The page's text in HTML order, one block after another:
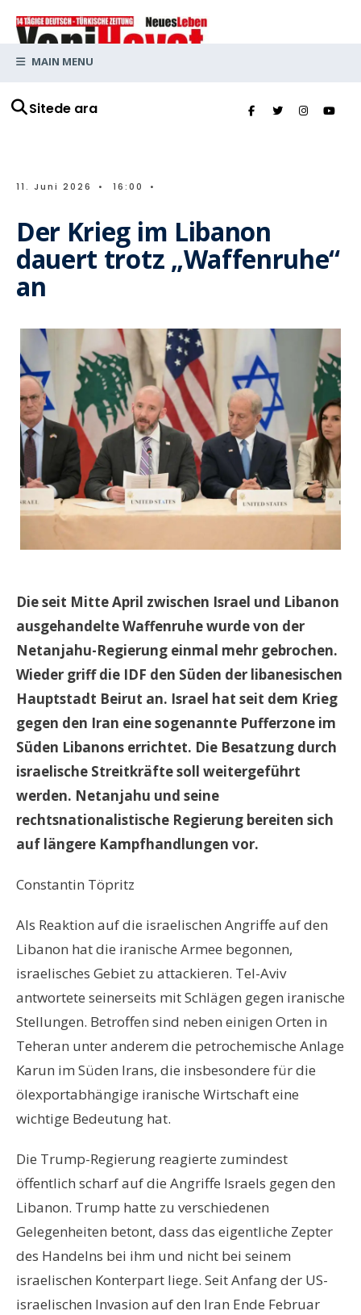
Sitede ara
MAIN MENU
11. Juni 2026 • 16:00 •
Der Krieg im Libanon
dauert trotz „Waffenruhe“
an
Die seit Mitte April zwischen Israel und Libanon
ausgehandelte Waffenruhe wurde von der
Netanjahu-Regierung einmal mehr gebrochen.
Wieder griff die IDF den Süden der libanesischen
Hauptstadt Beirut an. Israel hat seit dem Krieg
gegen den Iran eine sogenannte Pufferzone im
Süden Libanons errichtet. Die Besatzung durch
israelische Streitkräfte soll weitergeführt
werden. Netanjahu und seine
rechtsnationalistische Regierung bereiten sich
auf längere Kampfhandlungen vor.
Constantin Töpritz
Als Reaktion auf die israelischen Angriffe auf den
Libanon hat die iranische Armee begonnen,
israelisches Gebiet zu attackieren. Tel-Aviv
antwortete seinerseits mit Schlägen gegen iranische
Stellungen. Betroffen sind neben einigen Orten in
Teheran unter anderem die petrochemische Anlage
Karun im Süden Irans, die insbesondere für die
ölexportabhängige iranische Wirtschaft eine
wichtige Bedeutung hat.
Die Trump-Regierung reagierte zumindest
öffentlich scharf auf die Angriffe Israels gegen den
Libanon. Trump hatte zu verschiedenen
Gelegenheiten betont, dass das eigentliche Zepter
des Handelns bei ihm und nicht bei seinem
israelischen Konterpart liege. Seit Anfang der US-
israelischen Invasion auf den Iran Ende Februar